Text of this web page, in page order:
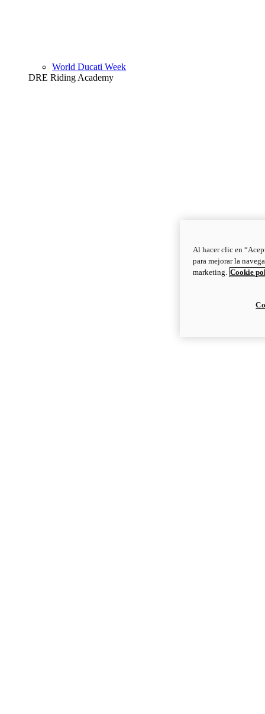
World Ducati Week
DRE Riding Academy
Al hacer clic en
para mejorar la
marketing. Cookie